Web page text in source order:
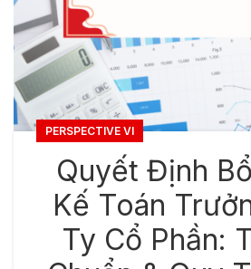
PERSPECTIVE VI
Quyết Định
Kế Toán
Ty Cổ Phần: